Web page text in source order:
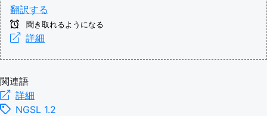
翻訳する
聞き取れるようになる
詳細
関連語
詳細
NGSL 1.2